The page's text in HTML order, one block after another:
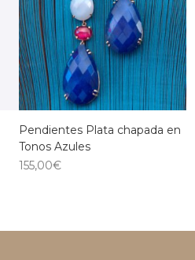
Pendientes Plata chapada en
Tonos Azules
155,00€